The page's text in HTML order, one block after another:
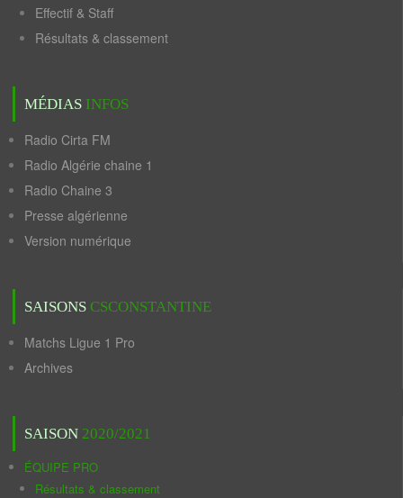
Effectif & Staff
Résultats & classement
MÉDIAS INFOS
Radio Cirta FM
Radio Algérie chaine 1
Radio Chaine 3
Presse algérienne
Version numérique
SAISONS CSCONSTANTINE
Matchs Ligue 1 Pro
Archives
SAISON 2020/2021
ÉQUIPE PRO
Résultats & classement